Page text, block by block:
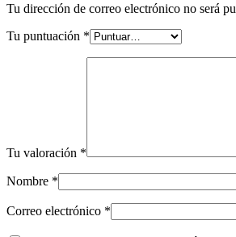
Tu dirección de correo electrónico no será
Tu puntuación *
Tu valoración *
Nombre *
Correo electrónico *